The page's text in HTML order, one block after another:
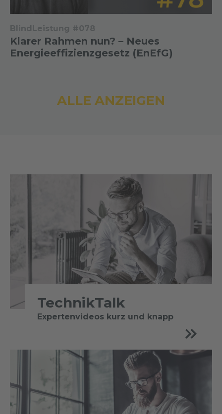
BlindLeistung #078
Klarer Rahmen nun? – Neues
Energieeffizienzgesetz (EnEfG)
ALLE ANZEIGEN
TechnikTalk
Expertenvideos kurz und knapp